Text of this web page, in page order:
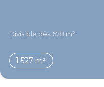
Divisible dès 678 m²
1 527 m²